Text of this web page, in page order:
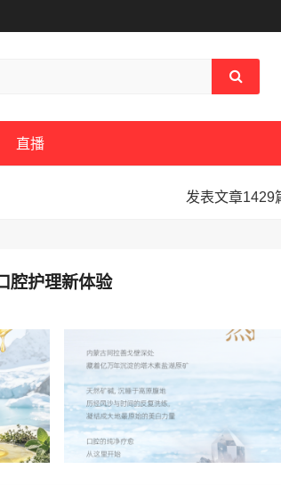
直播
发表文章1429
腔护理新体验